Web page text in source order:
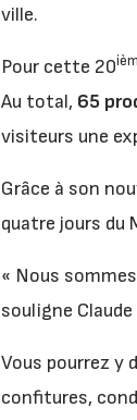
ville.
Pour cette 20
Au total, 65
visiteurs une
Grâce à son
quatre jours du
« Nous
souligne
Vous pourrez y
confitures,